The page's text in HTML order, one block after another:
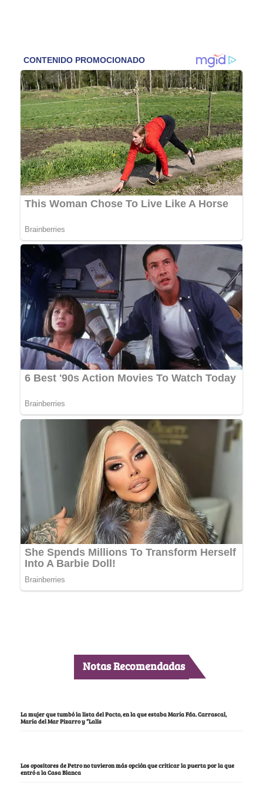
Notas Recomendadas
La mujer que tumbó la lista del Pacto, en la que estaba María Fda. Carrascal,
María del Mar Pizarro y “Lalis
Los opositores de Petro no tuvieron más opción que criticar la puerta por la que
entró a la Casa Blanca